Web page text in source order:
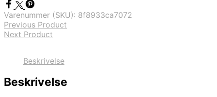
Varenummer (SKU): 8f8933ca7072
Previous Product
Next Product
Beskrivelse
Beskrivelse